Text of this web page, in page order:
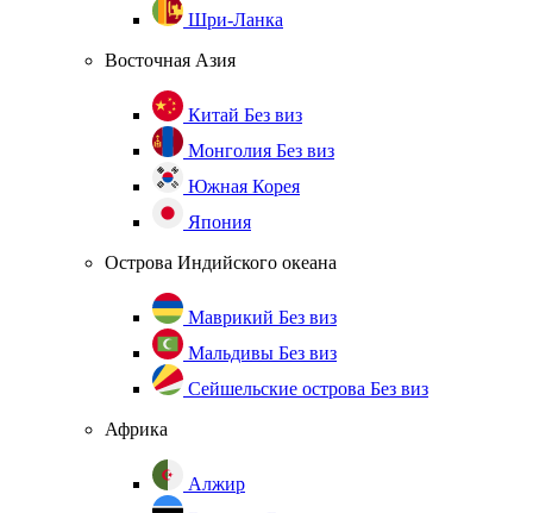
Шри-Ланка
Восточная Азия
Китай Без виз
Монголия Без виз
Южная Корея
Япония
Острова Индийского океана
Маврикий Без виз
Мальдивы Без виз
Сейшельские острова Без виз
Африка
Алжир